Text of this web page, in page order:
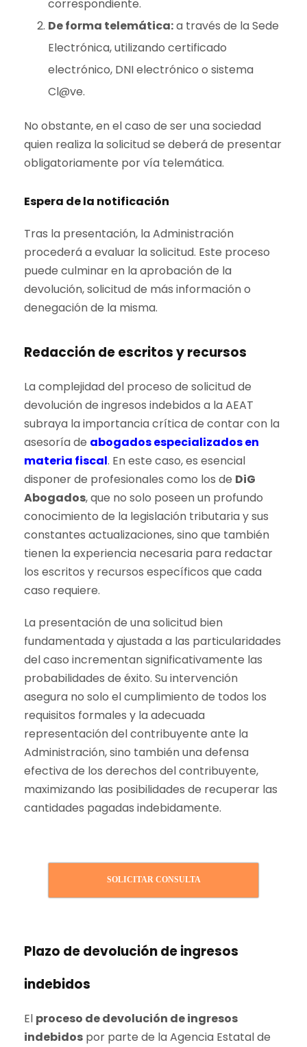
correspondiente.
De forma telemática:a través de la Sede
Electrónica, utilizando certificado
electrónico, DNI electrónico o sistema
Cl@ve.
No obstante, en el caso de ser una sociedad
quien realiza la solicitud se deberá de presentar
obligatoriamente por vía telemática.
Espera de la notificación
Tras la presentación, la Administración
procederá a evaluar la solicitud. Este proceso
puede culminar en la aprobación de la
devolución, solicitud de más información o
denegación de la misma.
Redacción de escritos y recursos
La complejidad del proceso de solicitud de
devolución de ingresos indebidos a la AEAT
subraya la importancia crítica de contar con la
asesoría de abogados especializados en
materia fiscal. En este caso, es esencial
disponer de profesionales como los de DiG
Abogados, que no solo poseen un profundo
conocimiento de la legislación tributaria y sus
constantes actualizaciones, sino que también
tienen la experiencia necesaria para redactar
los escritos y recursos específicos que cada
caso requiere.
La presentación de una solicitud bien
fundamentada y ajustada a las particularidades
del caso incrementan significativamente las
probabilidades de éxito. Su intervención
asegura no solo el cumplimiento de todos los
requisitos formales y la adecuada
representación del contribuyente ante la
Administración, sino también una defensa
efectiva de los derechos del contribuyente,
maximizando las posibilidades de recuperar las
cantidades pagadas indebidamente.
SOLICITAR CONSULTA
Plazo de devolución de ingresos
indebidos
El proceso de devolución de ingresos
indebidos por parte de la Agencia Estatal de